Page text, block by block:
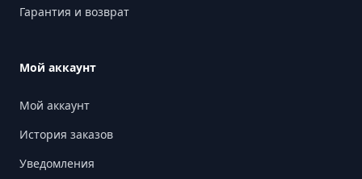
Гарантия и возврат
Мой аккаунт
Мой аккаунт
История заказов
Уведомления